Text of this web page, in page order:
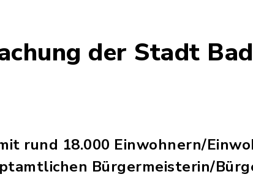
der Stadt
rund 18.000 Einwohnern/
Bürgermeisterin/